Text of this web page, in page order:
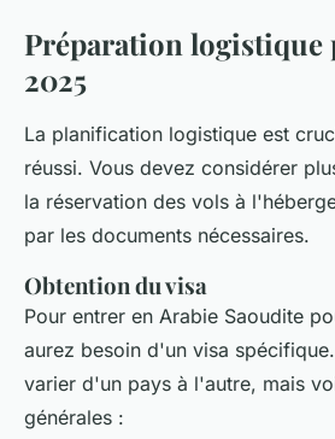
Préparation logistique
2025
La planification logistique est
réussi. Vous devez considérer
la réservation des vols à
par les documents nécessaires.
Obtention du visa
Pour entrer en Arabie Saoudite
aurez besoin d'un visa
varier d'un pays à l'autre, mais
générales :